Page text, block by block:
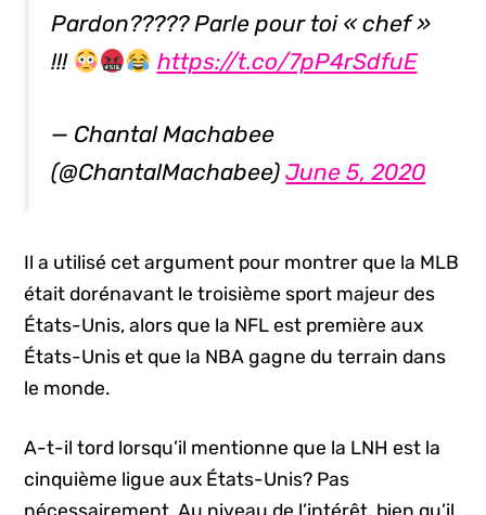
Pardon????? Parle pour toi « chef »
!!!
https://t.co/7pP4rSdfuE
— Chantal Machabee
(@ChantalMachabee)June 5, 2020
Il a utilisé cet argument pour montrer que la MLB
était dorénavant le troisième sport majeur des
États-Unis, alors que la NFL est première aux
États-Unis et que la NBA gagne du terrain dans
le monde.
A-t-il tord lorsqu’il mentionne que la LNH est la
cinquième ligue aux États-Unis? Pas